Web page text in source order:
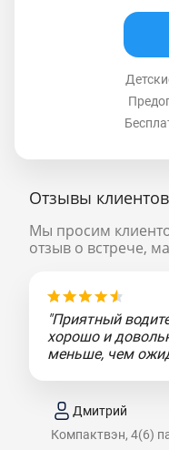
Отзывы клиентов
Мы просим
отзыв о встрече,
"Приятный
хорошо и
меньше, чем
Дмитрий
Компактвэн, 4(6)